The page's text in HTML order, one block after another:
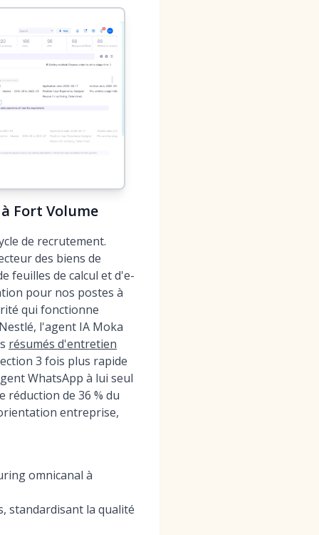
Fort Volume
de recrutement.
des biens de
feuilles de calcul et d'e-
pour nos postes à
qui fonctionne
l'agent IA Moka
résumés d'entretien
3 fois plus rapide
WhatsApp à lui seul
réduction de 36 % du
entreprise,
omnicanal à
standardisant la qualité